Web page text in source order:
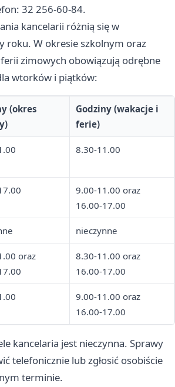
32 256-60-84.
kancelarii różnią się w
roku. W okresie szkolnym oraz
zimowych obowiązują odrębne
wtorków i piątków:
(okres
Godziny (wakacje i
ferie)
8.30-11.00
9.00-11.00 oraz
16.00-17.00
nieczynne
oraz
8.30-11.00 oraz
16.00-17.00
9.00-11.00 oraz
16.00-17.00
kancelaria jest nieczynna. Sprawy
telefonicznie lub zgłosić osobiście
terminie.